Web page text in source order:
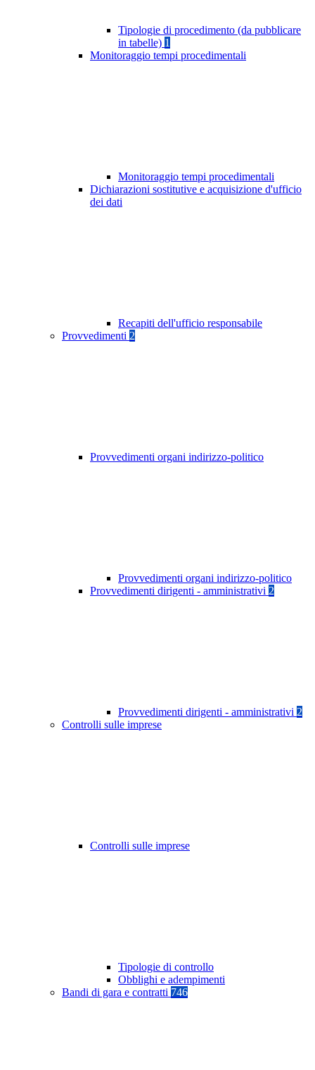
Tipologie di procedimento (da pubblicare
in tabelle) 1
Monitoraggio tempi procedimentali
Monitoraggio tempi procedimentali
Dichiarazioni sostitutive e acquisizione d'ufficio
dei dati
Recapiti dell'ufficio responsabile
Provvedimenti 2
Provvedimenti organi indirizzo-politico
Provvedimenti organi indirizzo-politico
Provvedimenti dirigenti - amministrativi 2
Provvedimenti dirigenti - amministrativi 2
Controlli sulle imprese
Controlli sulle imprese
Tipologie di controllo
Obblighi e adempimenti
Bandi di gara e contratti 746